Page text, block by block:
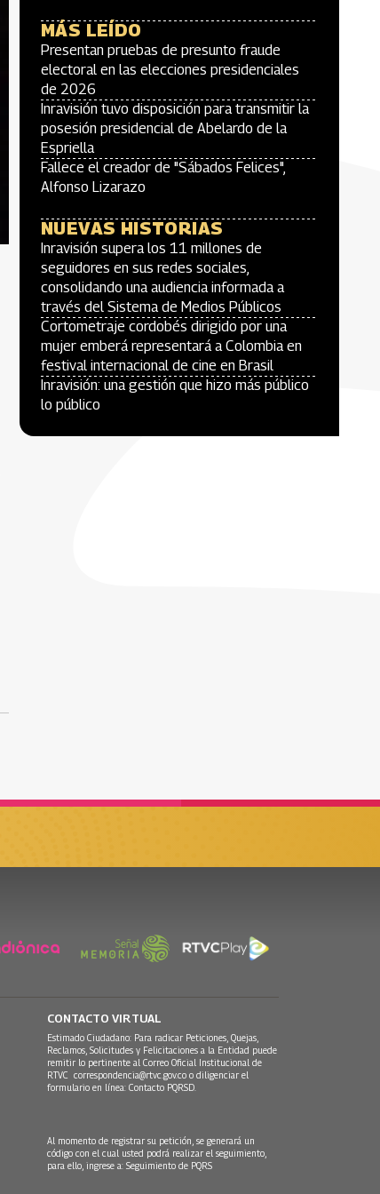
MÁS LEÍDO
Presentan pruebas de presunto fraude
electoral en las elecciones presidenciales
de 2026
Inravisión tuvo disposición para transmitir la
posesión presidencial de Abelardo de la
Espriella
Fallece el creador de "Sábados Felices",
Alfonso Lizarazo
NUEVAS HISTORIAS
Inravisión supera los 11 millones de
seguidores en sus redes sociales,
consolidando una audiencia informada a
través del Sistema de Medios Públicos
Cortometraje cordobés dirigido por una
mujer emberá representará a Colombia en
festival internacional de cine en Brasil
Inravisión: una gestión que hizo más público
lo público
CONTACTO VIRTUAL
Estimado Ciudadano: Para radicar Peticiones, Quejas,
Reclamos, Solicitudes y Felicitaciones a la Entidad puede
remitir lo pertinente al Correo Oficial Institucional de
RTVC correspondencia@rtvc.gov.co o diligenciar el
formulario en línea: Contacto PQRSD.
Al momento de registrar su petición, se generará un
código con el cual usted podrá realizar el seguimiento,
para ello, ingrese a: Seguimiento de PQRS